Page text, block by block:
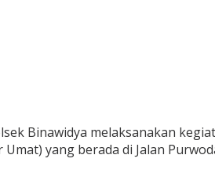
Binawidya melaksanakan
yang berada di Jalan